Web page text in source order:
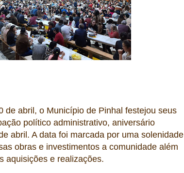
de abril, o Município de Pinhal festejou seus
político administrativo, aniversário
abril. A data foi marcada por uma solenidade
obras e investimentos a comunidade além
aquisições e realizações.